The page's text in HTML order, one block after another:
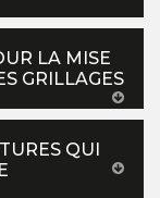
LA MISE
GRILLAGES
QUI